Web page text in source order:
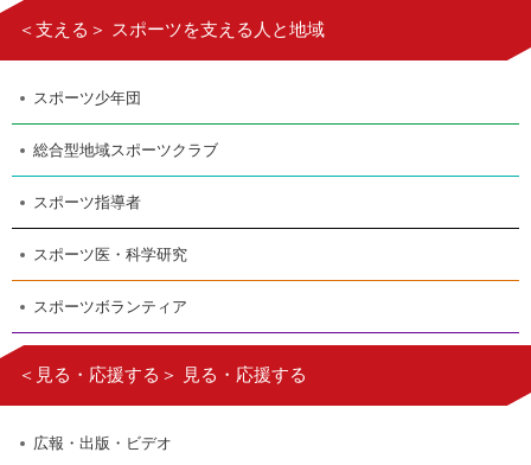
＜支える＞ スポーツを支える人と地域
スポーツ少年団
総合型地域スポーツクラブ
スポーツ指導者
スポーツ医・科学研究
スポーツボランティア
＜見る・応援する＞ 見る・応援する
広報・出版・ビデオ